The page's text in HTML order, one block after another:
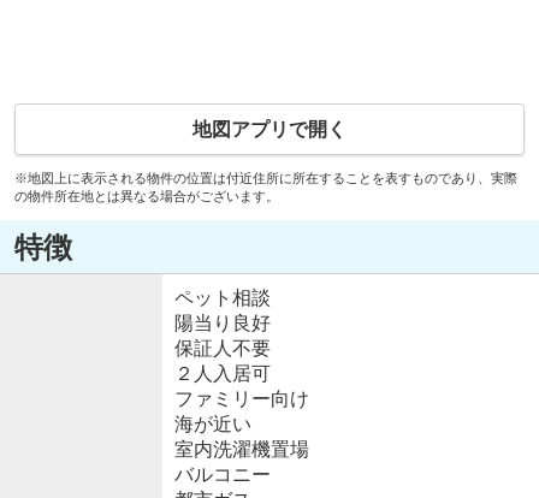
地図アプリで開く
※地図上に表示される物件の位置は付近住所に所在することを表すものであり、実際
の物件所在地とは異なる場合がございます。
特徴
ペット相談
陽当り良好
保証人不要
２人入居可
ファミリー向け
海が近い
室内洗濯機置場
バルコニー